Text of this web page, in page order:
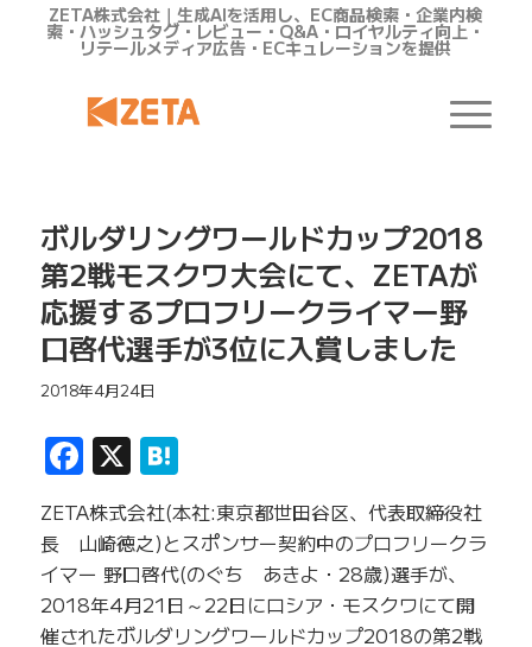
ZETA株式会社｜生成AIを活用し、EC商品検索・企業内検
索・ハッシュタグ・レビュー・Q&A・ロイヤルティ向上・
リテールメディア広告・ECキュレーションを提供
ボルダリングワールドカップ2018
第2戦モスクワ大会にて、ZETAが
応援するプロフリークライマー野
口啓代選手が3位に入賞しました
2018年4月24日
Facebook
X Hatena
ZETA株式会社(本社:東京都世田谷区、代表取締役社
長 山崎徳之)とスポンサー契約中のプロフリークラ
イマー 野口啓代(のぐち あきよ・28歳)選手が、
2018年4月21日～22日にロシア・モスクワにて開
催されたボルダリングワールドカップ2018の第2戦